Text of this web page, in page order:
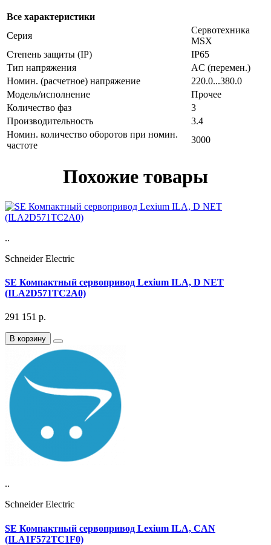
Все характеристики
Серия
Сервотехника
MSX
Степень защиты (IP)
IP65
Тип напряжения
AC (перемен.)
Номин. (расчетное) напряжение
220.0...380.0
Модель/исполнение
Прочее
Количество фаз
3
Производительность
3.4
Номин. количество оборотов при номин.
частоте
3000
Похожие товары
..
Schneider Electric
SE Компактный сервопривод Lexium ILA, D NET
(ILA2D571TC2A0)
291 151 р.
В корзину
..
Schneider Electric
SE Компактный сервопривод Lexium ILA, CAN
(ILA1F572TC1F0)